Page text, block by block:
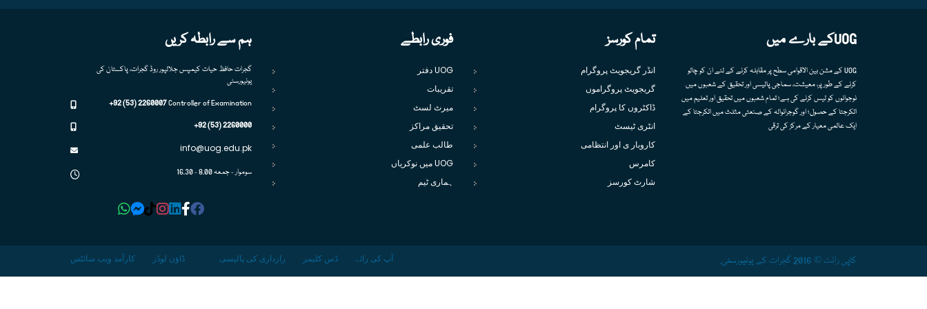
UOGکے بارے میں
UOG کے مشن بین الاقوامی سطح پر مقابلہ کرنے کے لئے ان کو چالو
کرنے کے طور پر، معیشت، سماجی پالیسی اور تحقیق کے شعبوں میں
نوجوانوں کو لیس کرنے کی ہے؛ تمام شعبوں میں تحقیق اور تعلیم میں
اتکرجتا کے حصول؛ اور گوجرانوالہ کے صنعتی مثلث میں اتکرجتا کے
ایک عالمی معیار کے مرکز کی ترقی
تمام کورسز
انڈر گریجویٹ پروگرام
گریجویٹ پروگراموں
ڈاکٹروں کا پروگرام
انٹری ٹیسٹ
کاروبار ی اور انتظامی
کامرس
شارٹ کورسز
فوری رابطے
UOG دفتر
تقریبات
میرٹ لسٹ
تحقیق مراکز
طالب علمی
UOG میں نوکریاں
ہماری ٹیم
ہم سے رابطہ کریں
گجرات حافظ حیات کیمپس جلالپور روڈ گجرات، پاکستان کی
یونیورسٹی
Controller of Examination
+92 (53) 2260007
+92 (53) 2260000
info@uog.edu.pk
سوموار - جمعہ 8.00 - 16.30
کاپی رائٹ © 2016 گجرات کے یونیورسٹی. کارآمد ویب سائٹس ڈاؤن لوڈز رازداری کی پالیسی ڈس کلیمر آپ کی رائے